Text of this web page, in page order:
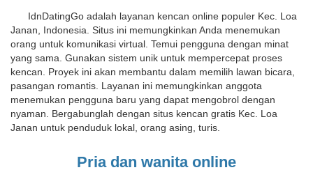
IdnDatingGo adalah layanan kencan online populer Kec. Loa
Janan, Indonesia. Situs ini memungkinkan Anda menemukan
orang untuk komunikasi virtual. Temui pengguna dengan minat
yang sama. Gunakan sistem unik untuk mempercepat proses
kencan. Proyek ini akan membantu dalam memilih lawan bicara,
pasangan romantis. Layanan ini memungkinkan anggota
menemukan pengguna baru yang dapat mengobrol dengan
nyaman. Bergabunglah dengan situs kencan gratis Kec. Loa
Janan untuk penduduk lokal, orang asing, turis.
Pria dan wanita online